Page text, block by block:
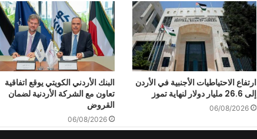
ارتفاع الاحتياطيات الأجنبية في الأردن
إلى 26.6 مليار دولار لنهاية تموز
06/08/2026
البنك الأردني الكويتي يوقع اتفاقية
تعاون مع الشركة الأردنية لضمان
القروض
06/08/2026